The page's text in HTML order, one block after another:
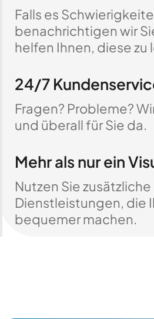
Falls es
benachrichtigen wir
helfen Ihnen, diese zu
24/7
Fragen? Probleme?
und überall für Sie da.
Mehr als nur ein
Nutzen Sie zusätzliche
Dienstleistungen, die
bequemer machen.